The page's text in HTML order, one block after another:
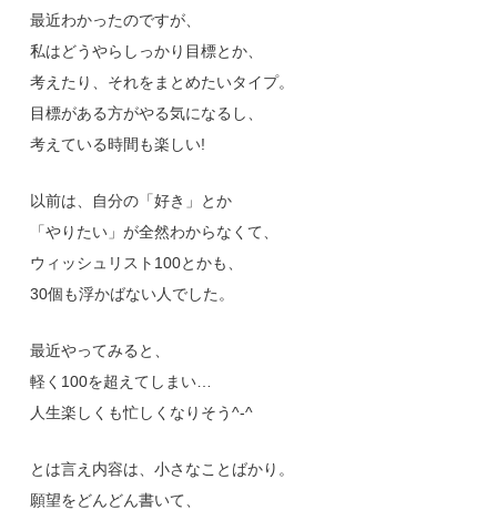
最近わかったのですが、
私はどうやらしっかり目標とか、
考えたり、それをまとめたいタイプ。
目標がある方がやる気になるし、
考えている時間も楽しい!
以前は、自分の「好き」とか
「やりたい」が全然わからなくて、
ウィッシュリスト100とかも、
30個も浮かばない人でした。
最近やってみると、
軽く100を超えてしまい…
人生楽しくも忙しくなりそう^-^
とは言え内容は、小さなことばかり。
願望をどんどん書いて、